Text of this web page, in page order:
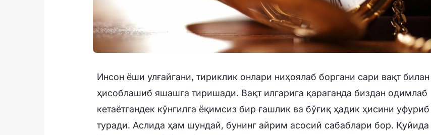
Инсон ёши улғайгани, тириклик онлари ниҳоялаб боргани сари вақт билан
ҳисоблашиб яшашга тиришади. Вақт илгарига қараганда биздан одимлаб
кетаётгандек кўнгилга ёқимсиз бир ғашлик ва бўғиқ ҳадик ҳисини уфуриб
туради. Аслида ҳам шундай, бунинг айрим асосий сабаблари бор. Қуйида